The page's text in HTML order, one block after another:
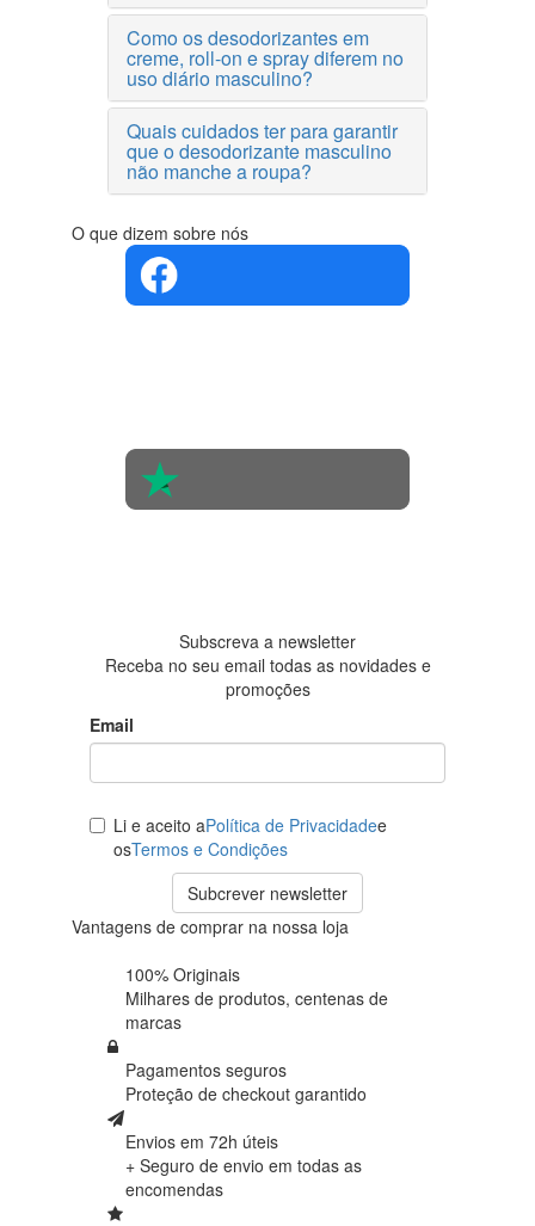
Como os desodorizantes em
creme, roll-on e spray diferem no
uso diário masculino?
Quais cuidados ter para garantir
que o desodorizante masculino
não manche a roupa?
O que dizem sobre nós
Subscreva a newsletter
Receba no seu email todas as novidades e
promoções
Email
Li e aceito aPolítica de Privacidadee
osTermos e Condições
Subcrever newsletter
Vantagens de comprar na nossa loja
100% Originais
Milhares de produtos, centenas de
marcas
Pagamentos seguros
Proteção de checkout garantido
Envios em 72h úteis
+ Seguro de envio em todas as
encomendas